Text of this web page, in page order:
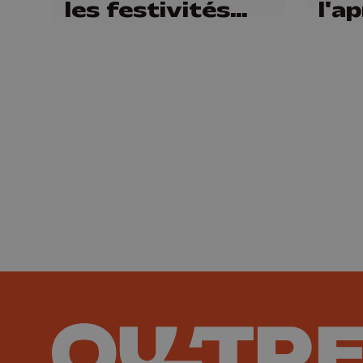
les festivités